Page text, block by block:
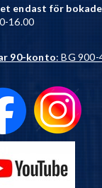
endast för
16.00
90-konto: BG